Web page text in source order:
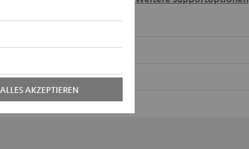
ALLES AKZEPTIEREN